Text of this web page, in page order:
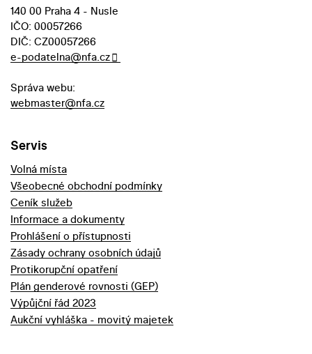
140 00 Praha 4 - Nusle
IČO: 00057266
DIČ: CZ00057266
e-podatelna@nfa.cz
Správa webu:
webmaster@nfa.cz
Servis
Volná místa
Všeobecné obchodní podmínky
Ceník služeb
Informace a dokumenty
Prohlášení o přístupnosti
Zásady ochrany osobních údajů
Protikorupční opatření
Plán genderové rovnosti (GEP)
Výpůjční řád 2023
Aukční vyhláška - movitý majetek